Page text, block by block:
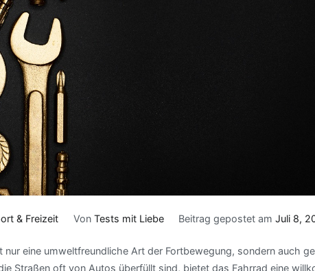
& Freizeit Von Tests mit Liebe Beitrag gepostet amJuli 8,
nur eine umweltfreundliche Art der Fortbewegung, sondern auch
Straßen oft von Autos überfüllt sind, bietet das Fahrrad eine